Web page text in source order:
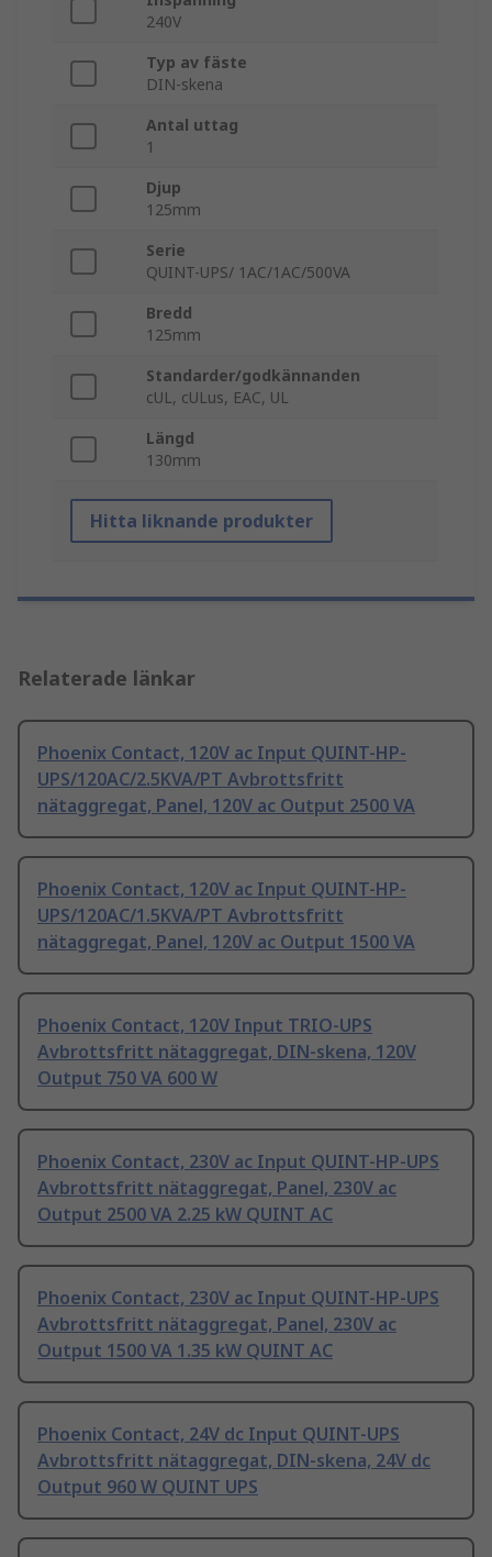
240V
Typ av fäste
DIN-skena
Antal uttag
1
Djup
125mm
Serie
QUINT-UPS/ 1AC/1AC/500VA
Bredd
125mm
Standarder/godkännanden
cUL, cULus, EAC, UL
Längd
130mm
Hitta liknande produkter
Relaterade länkar
Phoenix Contact, 120V ac Input QUINT-HP-
UPS/120AC/2.5KVA/PT Avbrottsfritt
nätaggregat, Panel, 120V ac Output 2500 VA
Phoenix Contact, 120V ac Input QUINT-HP-
UPS/120AC/1.5KVA/PT Avbrottsfritt
nätaggregat, Panel, 120V ac Output 1500 VA
Phoenix Contact, 120V Input TRIO-UPS
Avbrottsfritt nätaggregat, DIN-skena, 120V
Output 750 VA 600 W
Phoenix Contact, 230V ac Input QUINT-HP-UPS
Avbrottsfritt nätaggregat, Panel, 230V ac
Output 2500 VA 2.25 kW QUINT AC
Phoenix Contact, 230V ac Input QUINT-HP-UPS
Avbrottsfritt nätaggregat, Panel, 230V ac
Output 1500 VA 1.35 kW QUINT AC
Phoenix Contact, 24V dc Input QUINT-UPS
Avbrottsfritt nätaggregat, DIN-skena, 24V dc
Output 960 W QUINT UPS